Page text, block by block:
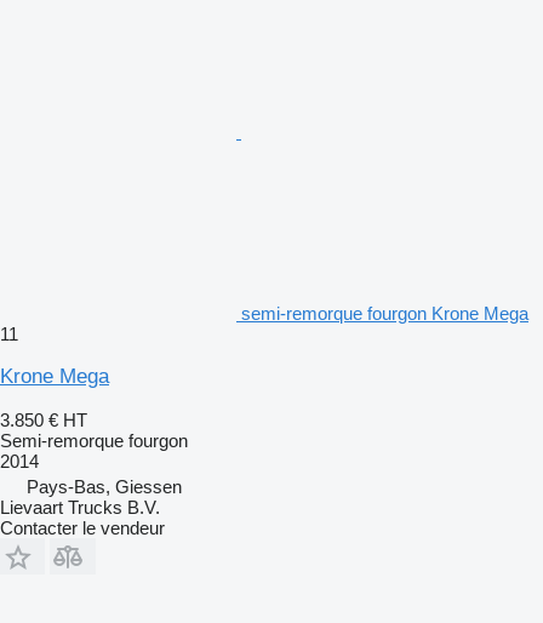
semi-remorque fourgon Krone Mega
11
Krone Mega
3.850 € HT
Semi-remorque fourgon
2014
Pays-Bas, Giessen
Lievaart Trucks B.V.
Contacter le vendeur